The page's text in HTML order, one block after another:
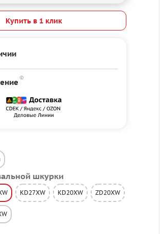
шкурки
KD27XW KD20XW ZD20XW
Купить в 1 клик